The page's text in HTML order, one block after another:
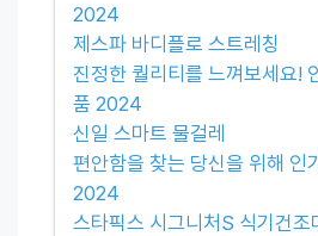
2024
제스파 바디플로 스트레칭
진정한 퀄리티를 느껴보세요!
품 2024
신일 스마트 물걸레
편안함을 찾는 당신을 위해 인
2024
스타픽스 시그니처S 식기건조